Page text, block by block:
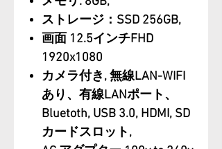
ストレージ：SSD 256GB,
画面 12.5インチFHD
1920x1080
カメラ付き, 無線LAN-WIFI
あり、有線LANポート、
Bluetoth, USB 3.0, HDMI, SD
カードスロット,